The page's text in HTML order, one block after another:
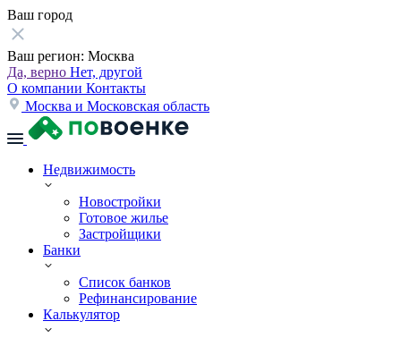
Ваш город
Ваш регион: Москва
Да, верно Нет, другой
О компании Контакты
Москва и Московская область
Недвижимость
Новостройки
Готовое жилье
Застройщики
Банки
Список банков
Рефинансирование
Калькулятор